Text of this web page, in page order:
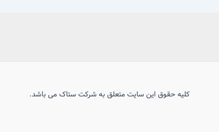
کلیه حقوق این سایت متعلق به شرکت ستاک می باشد.